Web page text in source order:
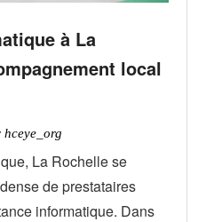
à La
local
hceye_org
La Rochelle se
de prestataires
informatique. Dans